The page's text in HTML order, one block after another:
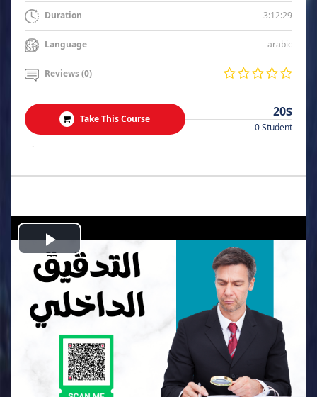
Duration 3:12:29
Language arabic
Reviews (0)
Take This Course 20$
0 Student
.
Play
Video